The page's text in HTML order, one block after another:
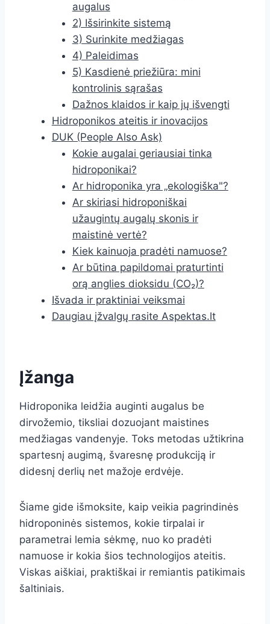
augalus
2) Išsirinkite sistemą
3) Surinkite medžiagas
4) Paleidimas
5) Kasdienė priežiūra: mini
kontrolinis sąrašas
Dažnos klaidos ir kaip jų išvengti
Hidroponikos ateitis ir inovacijos
DUK (People Also Ask)
Kokie augalai geriausiai tinka
hidroponikai?
Ar hidroponika yra „ekologiška"?
Ar skiriasi hidroponiškai
užaugintų augalų skonis ir
maistinė vertė?
Kiek kainuoja pradėti namuose?
Ar būtina papildomai praturtinti
orą anglies dioksidu (CO₂)?
Išvada ir praktiniai veiksmai
Daugiau įžvalgų rasite Aspektas.lt
Įžanga
Hidroponika leidžia auginti augalus be
dirvožemio, tiksliai dozuojant maistines
medžiagas vandenyje. Toks metodas užtikrina
spartesnį augimą, švaresnę produkciją ir
didesnį derlių net mažoje erdvėje.
Šiame gide išmoksite, kaip veikia pagrindinės
hidroponinės sistemos, kokie tirpalai ir
parametrai lemia sėkmę, nuo ko pradėti
namuose ir kokia šios technologijos ateitis.
Viskas aiškiai, praktiškai ir remiantis patikimais
šaltiniais.